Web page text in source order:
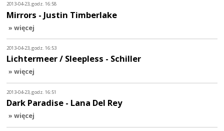
2013-04-23, godz. 16:58
Mirrors - Justin Timberlake
» więcej
2013-04-23, godz. 16:53
Lichtermeer / Sleepless - Schiller
» więcej
2013-04-23, godz. 16:51
Dark Paradise - Lana Del Rey
» więcej